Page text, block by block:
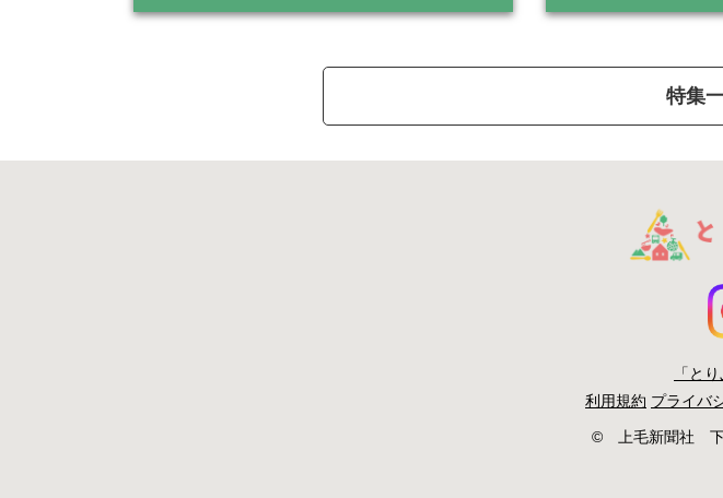
特集
「と
利用規約 プライバ
© 上毛新聞社 下